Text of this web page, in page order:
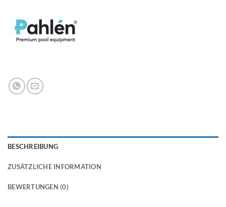
BESCHREIBUNG
ZUSÄTZLICHE INFORMATION
BEWERTUNGEN (0)